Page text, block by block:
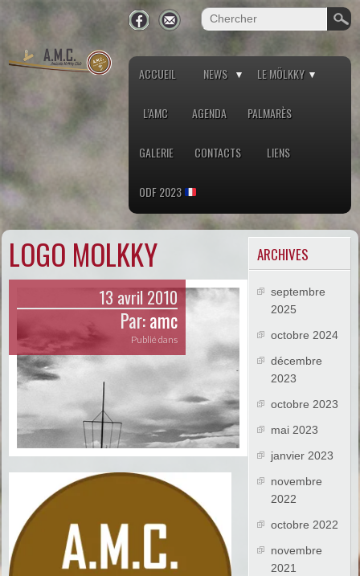
ACCUEIL NEWS LE MÖLKKY
L’AMC AGENDA PALMARÈS
GALERIE CONTACTS LIENS
ODF 2023
LOGO MOLKKY
13 avril 2010
Par:amc
Publié dans
ARCHIVES
septembre
2025
octobre 2024
décembre
2023
octobre 2023
mai 2023
janvier 2023
novembre
2022
octobre 2022
novembre
2021